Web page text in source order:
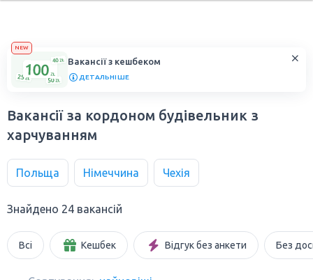
NEW
Вакансії з кешбеком
ДЕТАЛЬНІШЕ
Вакансії за кордоном будівельник з
харчуванням
Польща Німеччина Чехія
Знайдено 24 вакансій
Всі Кешбек Відгук без анкети Без